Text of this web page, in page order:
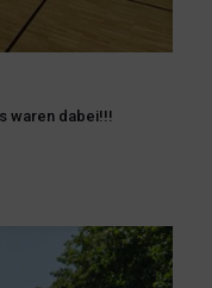
waren dabei!!!